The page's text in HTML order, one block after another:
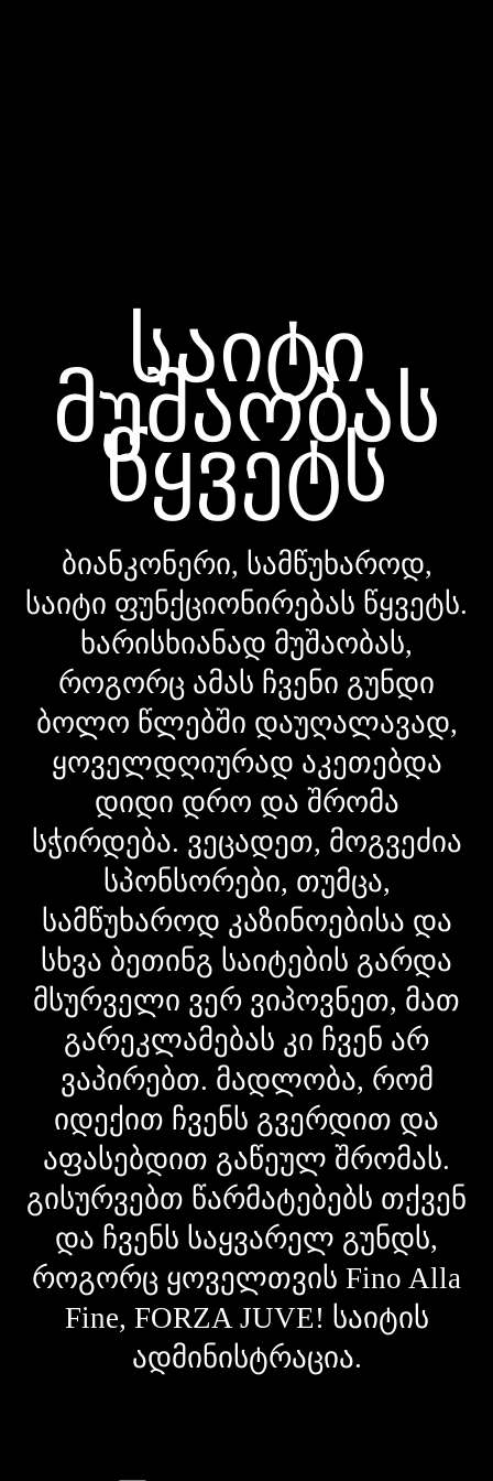
საიტი
მუშაობას
წყვეტს
ბიანკონერი, სამწუხაროდ,
საიტი ფუნქციონირებას წყვეტს.
ხარისხიანად მუშაობას,
როგორც ამას ჩვენი გუნდი
ბოლო წლებში დაუღალავად,
ყოველდღიურად აკეთებდა
დიდი დრო და შრომა
სჭირდება. ვეცადეთ, მოგვეძია
სპონსორები, თუმცა,
სამწუხაროდ კაზინოებისა და
სხვა ბეთინგ საიტების გარდა
მსურველი ვერ ვიპოვნეთ, მათ
გარეკლამებას კი ჩვენ არ
ვაპირებთ. მადლობა, რომ
იდექით ჩვენს გვერდით და
აფასებდით გაწეულ შრომას.
გისურვებთ წარმატებებს თქვენ
და ჩვენს საყვარელ გუნდს,
როგორც ყოველთვის Fino Alla
Fine, FORZA JUVE! საიტის
ადმინისტრაცია.